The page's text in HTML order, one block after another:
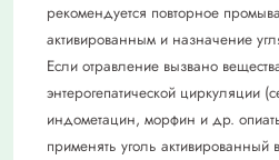
рекомендуется повторное
активированным и назначение
Если отравление вызвано
энтерогепатической циркуляции
индометацин, морфин и др.
применять уголь активированный